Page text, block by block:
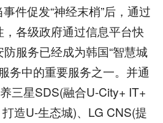
事件促发“神经末梢”后，通过
各级政府通过信息平台快
服务已经成为韩国“智慧城
务中的重要服务之一。并通
三星SDS(融合U-City+ IT+
造U-生态城)、LG CNS(提